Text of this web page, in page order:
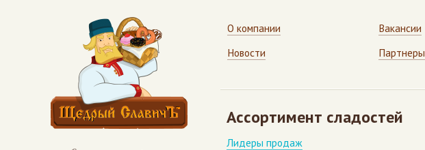
О компании
Новости
Вакансии
Партнеры
Ассортимент сладостей
Лидеры продаж